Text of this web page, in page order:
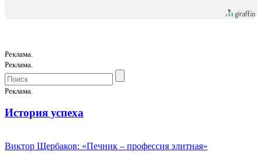
Реклама.
Реклама.
Реклама.
История успеха
Виктор Щербаков: «Печник – профессия элитная»